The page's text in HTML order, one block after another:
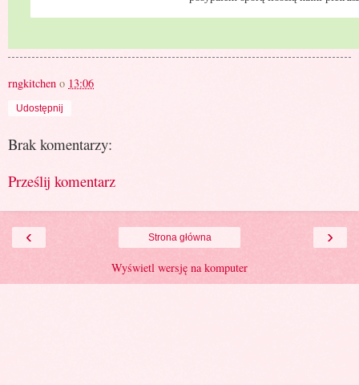
rngkitchen o 13:06
Udostępnij
Brak komentarzy:
Prześlij komentarz
‹ ›
Strona główna
Wyświetl wersję na komputer